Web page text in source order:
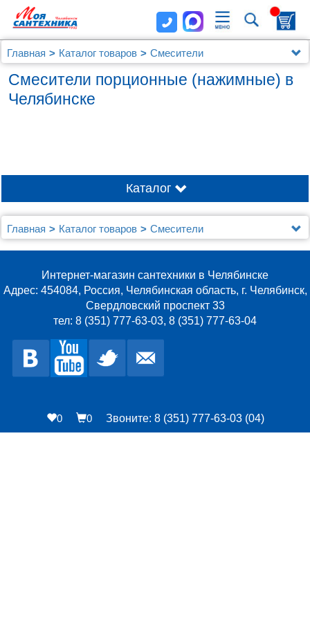
Главная Каталог товаров
Смесители
Порционные (нажимные)
Смесители порционные (нажимные) в
Челябинске
Каталог
Главная Каталог товаров
Смесители
Порционные (нажимные)
Интернет-магазин сантехники в Челябинске
Адрес: 454084, Россия, Челябинская область, г. Челябинск,
Свердловский проспект 33
тел: 8 (351) 777-63-03, 8 (351) 777-63-04
0 0 Звоните: 8 (351) 777-63-03 (04)